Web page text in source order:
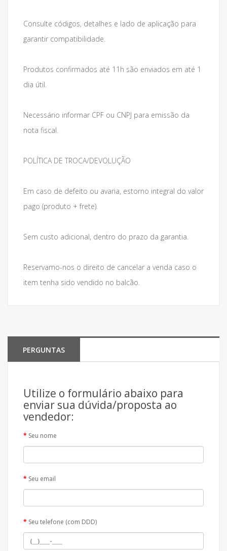
Consulte códigos, detalhes e lado de aplicação para
garantir compatibilidade.
Produtos confirmados até 11h são enviados em até 1
dia útil.
Necessário informar CPF ou CNPJ para emissão da
nota fiscal.
POLÍTICA DE TROCA/DEVOLUÇÃO
Em caso de defeito ou avaria, estorno integral do valor
pago (produto + frete).
Sem custo adicional, dentro do prazo da garantia.
Reservamo-nos o direito de cancelar a venda caso o
item tenha sido vendido no balcão.
PERGUNTAS
Utilize o formulário abaixo para
enviar sua dúvida/proposta ao
vendedor:
Seu nome
Seu email
Seu telefone (com DDD)